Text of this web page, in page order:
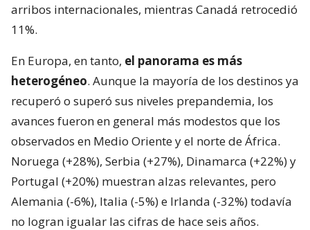
arribos internacionales, mientras Canadá retrocedió
11%.
En Europa, en tanto, el panorama es más
heterogéneo. Aunque la mayoría de los destinos ya
recuperó o superó sus niveles prepandemia, los
avances fueron en general más modestos que los
observados en Medio Oriente y el norte de África.
Noruega (+28%), Serbia (+27%), Dinamarca (+22%) y
Portugal (+20%) muestran alzas relevantes, pero
Alemania (-6%), Italia (-5%) e Irlanda (-32%) todavía
no logran igualar las cifras de hace seis años.